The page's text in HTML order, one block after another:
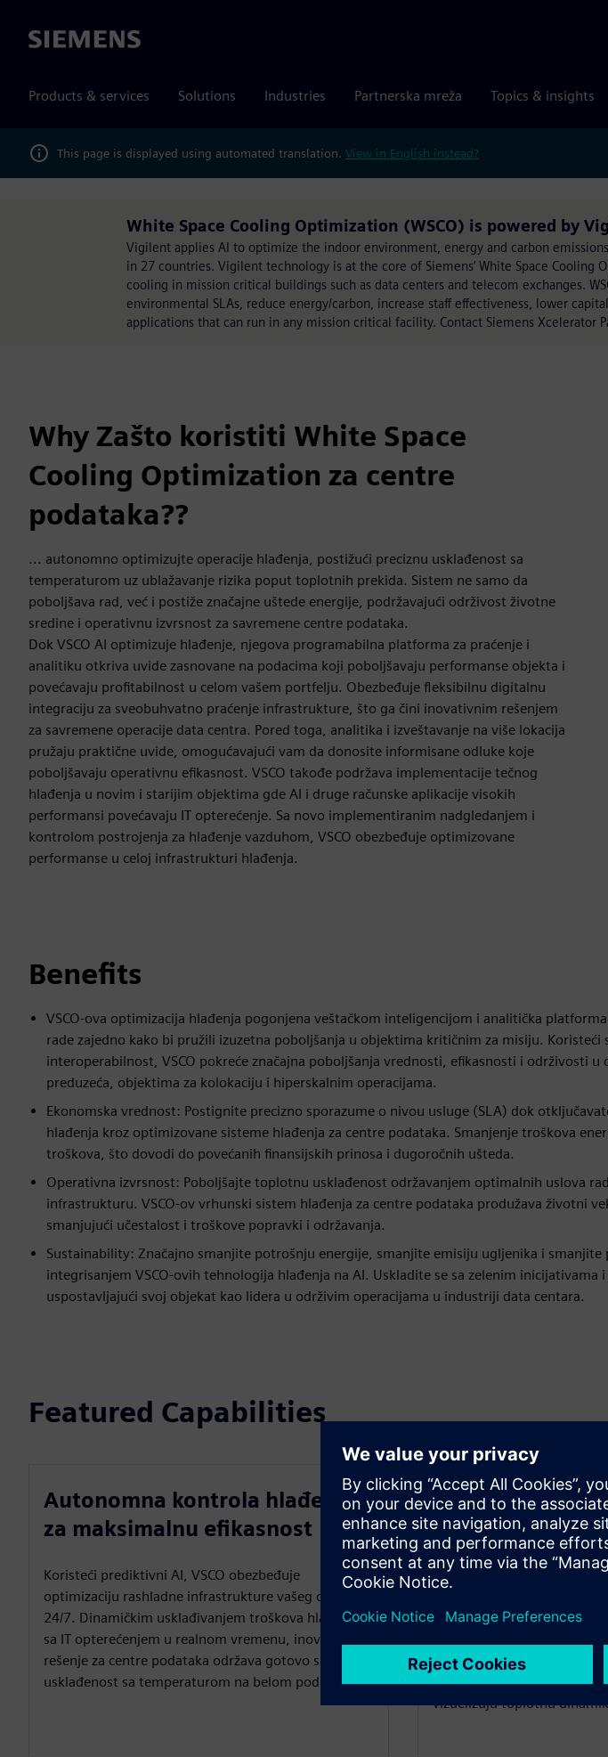
Siemens
Products & services Solutions Industries Partnerska mreža Topics & insights
This page is displayed using automated translation. View in English instead?
White Space Cooling Optimization (WSCO) is powered by
Vigilent applies AI to optimize the indoor environment, energy and carbon
in 27 countries. Vigilent technology is at the core of Siemens’ White Space Cooling
cooling in mission critical buildings such as data centers and telecom exchanges.
environmental SLAs, reduce energy/carbon, increase staff effectiveness, lower
applications that can run in any mission critical facility. Contact Siemens Xcelerator
Why Zašto koristiti White Space
Cooling Optimization za centre
podataka??
... autonomno optimizujte operacije hlađenja, postižući preciznu usklađenost sa
temperaturom uz ublažavanje rizika poput toplotnih prekida. Sistem ne samo da
poboljšava rad, već i postiže značajne uštede energije, podržavajući održivost životne
sredine i operativnu izvrsnost za savremene centre podataka.
Dok VSCO AI optimizuje hlađenje, njegova programabilna platforma za praćenje i
analitiku otkriva uvide zasnovane na podacima koji poboljšavaju performanse objekta i
povećavaju profitabilnost u celom vašem portfelju. Obezbeđuje fleksibilnu digitalnu
integraciju za sveobuhvatno praćenje infrastrukture, što ga čini inovativnim rešenjem
za savremene operacije data centra. Pored toga, analitika i izveštavanje na više lokacija
pružaju praktične uvide, omogućavajući vam da donosite informisane odluke koje
poboljšavaju operativnu efikasnost. VSCO takođe podržava implementacije tečnog
hlađenja u novim i starijim objektima gde AI i druge računske aplikacije visokih
performansi povećavaju IT opterećenje. Sa novo implementiranim nadgledanjem i
kontrolom postrojenja za hlađenje vazduhom, VSCO obezbeđuje optimizovane
performanse u celoj infrastrukturi hlađenja.
Benefits
VSCO-ova optimizacija hlađenja pogonjena veštačkom inteligencijom i analitička
rade zajedno kako bi pružili izuzetna poboljšanja u objektima kritičnim za misiju.
interoperabilnost, VSCO pokreće značajna poboljšanja vrednosti, efikasnosti i održivosti u
preduzeća, objektima za kolokaciju i hiperskalnim operacijama.
Ekonomska vrednost: Postignite precizno sporazume o nivou usluge (SLA) dok
hlađenja kroz optimizovane sisteme hlađenja za centre podataka. Smanjenje troškova
troškova, što dovodi do povećanih finansijskih prinosa i dugoročnih ušteda.
Operativna izvrsnost: Poboljšajte toplotnu usklađenost održavanjem optimalnih uslova
infrastrukturu. VSCO-ov vrhunski sistem hlađenja za centre podataka produžava životni
smanjujući učestalost i troškove popravki i održavanja.
Sustainability: Značajno smanjite potrošnju energije, smanjite emisiju ugljenika i smanjite
integrisanjem VSCO-ovih tehnologija hlađenja na AI. Uskladite se sa zelenim inicijativama
uspostavljajući svoj objekat kao lidera u održivim operacijama u industriji data centara.
Featured Capabilities
Autonomna kontrola hlađenja
za maksimalnu efikasnost
Koristeći prediktivni AI, VSCO obezbeđuje
optimizaciju rashladne infrastrukture vašeg objekta
24/7. Dinamičkim usklađivanjem troškova hlađenja
sa IT opterećenjem u realnom vremenu, inovativno
rešenje za centre podataka održava gotovo savršenu
usklađenost sa temperaturom na belom podu.
Pametnije
pomoću
VSCO-ova toplotna mapa
predviđanje termičkog
podešavanja hlađenja za
Pomoću Influence Map®
vizuelizuju toplotnu